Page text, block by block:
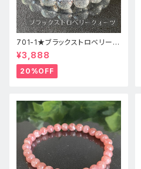
701-1★ブラックストロベリーク
ォーツ【高品質】天然石ブレスレ
ッパワーストーン
¥3,888
20%OFF